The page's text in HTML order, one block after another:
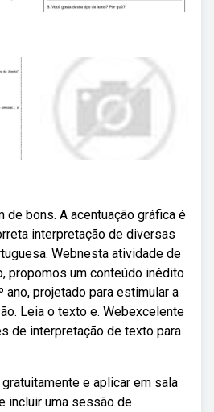
de bons. A acentuação gráfica é
interpretação de diversas
Webnesta atividade de
propomos um conteúdo inédito
ano, projetado para estimular a
Leia o texto e. Webexcelente
de interpretação de texto para
e aplicar em sala
incluir uma sessão de